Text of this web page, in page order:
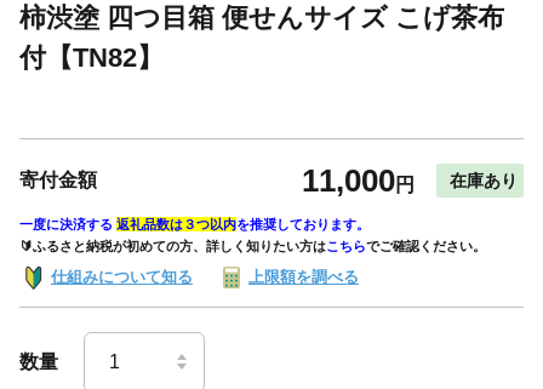
柿渋塗 四つ目箱 便せんサイズ こげ茶布
付【TN82】
寄付金額 11,000円 在庫あり
一度に決済する 返礼品数は３つ以内を推奨しております。
🔰ふるさと納税が初めての方、詳しく知りたい方はこちらでご確認ください。
仕組みについて知る 上限額を調べる
数量